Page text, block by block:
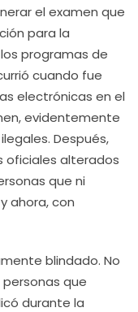
el examen que
para la
programas de
cuando fue
electrónicas en el
evidentemente
Después,
oficiales alterados
que ni
ahora, con
blindado. No
que
durante la